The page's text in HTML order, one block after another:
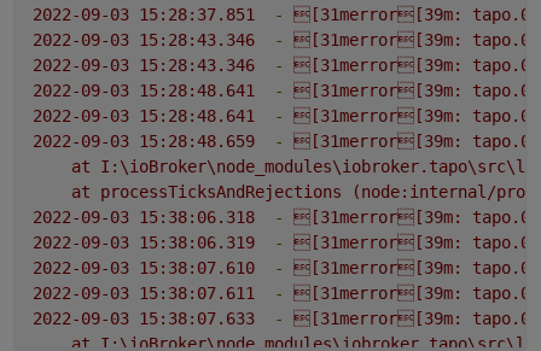
2022-09-03 15:28:37.851
- [31merror[39m: tapo.0
2022-09-03 15:28:43.346
- [31merror[39m: tapo.0
2022-09-03 15:28:43.346
- [31merror[39m: tapo.0
2022-09-03 15:28:48.641
- [31merror[39m: tapo.0
2022-09-03 15:28:48.641
- [31merror[39m: tapo.0
2022-09-03 15:28:48.659
- [31merror[39m: tapo.0
at
at
processTicksAndRejections
(node:internal/
2022-09-03 15:38:06.318
- [31merror[39m: tapo.0
2022-09-03 15:38:06.319
- [31merror[39m: tapo.0
2022-09-03 15:38:07.610
- [31merror[39m: tapo.0
2022-09-03 15:38:07.611
- [31merror[39m: tapo.0
2022-09-03 15:38:07.633
- [31merror[39m: tapo.0
at